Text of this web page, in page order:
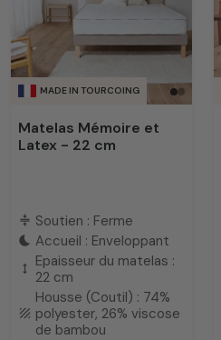
MADE IN TOURCOING
Matelas Mémoire et
Latex - 22 cm
compress Soutien : Ferme
bedtime Accueil : Enveloppant
height
Epaisseur du matelas :
22 cm
texture
Housse (Coutil) : 74%
polyester, 26% viscose
de bambou